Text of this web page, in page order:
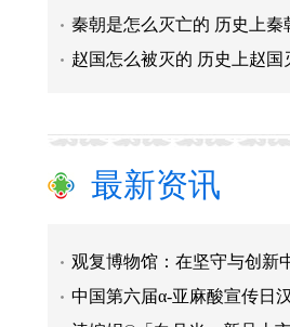
秦朝是怎么灭亡的 历史上秦
赵国怎么被灭的 历史上赵国
最新资讯
携手共进，破局求新：乳制
极氪7月交付15,655台 同比增
天风证券主承红旗渠私募债
驾控更进阶 长安马自达